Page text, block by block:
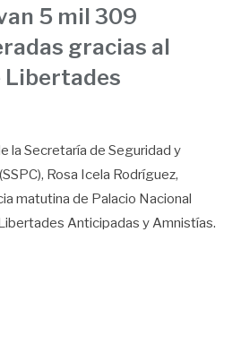
5 mil 309
gracias al
Libertades
la Secretaría de Seguridad y
Rosa Icela Rodríguez,
matutina de Palacio Nacional
Anticipadas y Amnistías.